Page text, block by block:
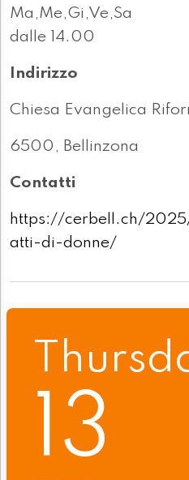
Ma,Me,Gi,Ve,Sa
dalle 14.00
Indirizzo
Chiesa Evangelica
6500, Bellinzona
Contatti
https://cerbell.ch/
atti-di-donne/
13